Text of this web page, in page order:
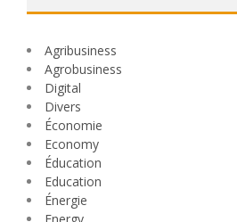
Agribusiness
Agrobusiness
Digital
Divers
Économie
Economy
Éducation
Education
Énergie